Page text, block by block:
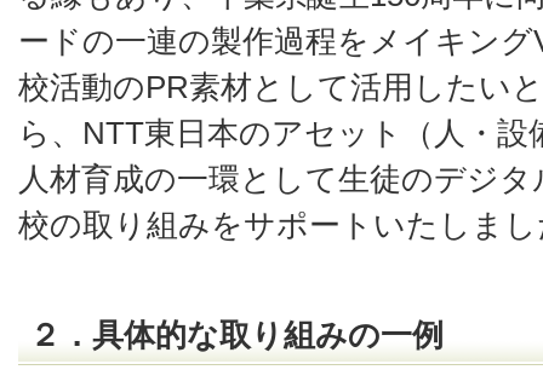
ードの一連の製作過程をメイキン
校活動のPR素材として活用したい
ら、NTT東日本のアセット（人・
人材育成の一環として生徒のデジ
校の取り組みをサポートいたしま
２．具体的な取り組みの一例